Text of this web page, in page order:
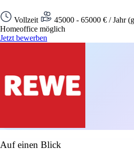
Vollzeit 45000 - 65000 € / Jahr
Homeoffice möglich
Jetzt bewerben
Auf einen Blick